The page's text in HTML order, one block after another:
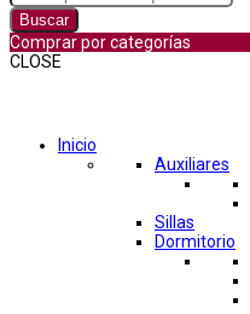
Buscar
Comprar por categorías
CLOSE
Inicio
Auxiliares
Sillas
Dormitorio